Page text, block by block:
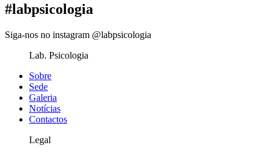
#labpsicologia
Siga-nos no instagram @labpsicologia
Lab. Psicologia
Sobre
Sede
Galeria
Notícias
Contactos
Legal